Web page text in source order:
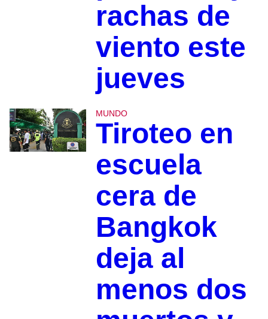
rachas de
viento este
jueves
MUNDO
Tiroteo en
escuela
cera de
Bangkok
deja al
menos dos